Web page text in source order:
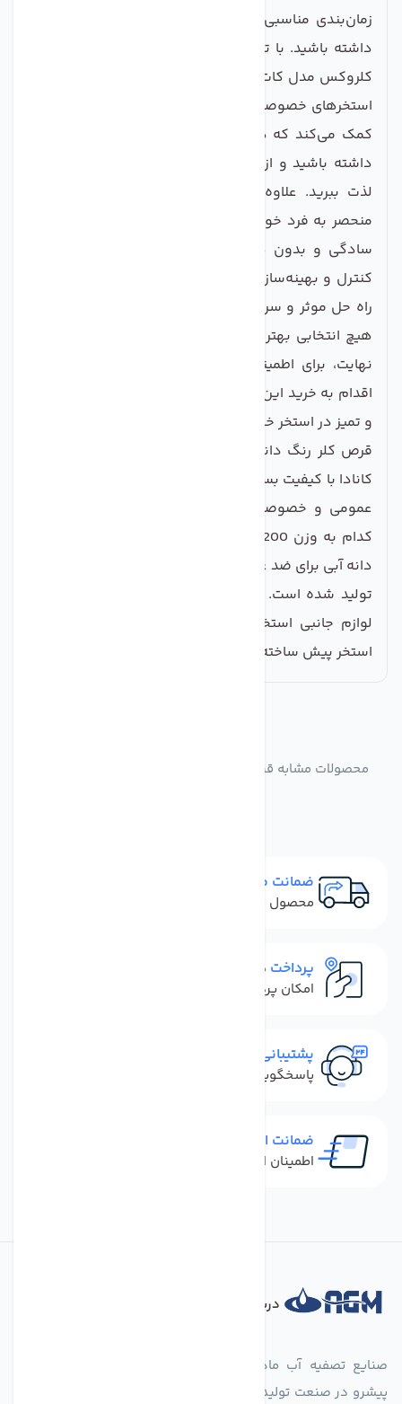
زمان‌بندی مناسبی برای افزودن قرص به آب استخر خود
داشته باشید. با توجه به تمامی این ویژگی‌ها، قرص کلر
کلروکس مدل کات کبود دار یکی از بهترین گزینه‌ها برای
استخرهای خصوصی و عمومی است. این محصول به شما
کمک می‌کند که همیشه به آب شفاف و تمیز دسترسی
داشته باشید و از شنا کردن در آب‌های عاری از آلودگی
لذت ببرید. علاوه بر این، این قرص‌ها با فرمولاسیون
منحصر به فرد خود به شما این امکان را می‌دهند که به
سادگی و بدون هیچ زحمتی، کیفیت آب استخر خود را
کنترل و بهینه‌سازی کنید. بنابراین، اگر شما به دنبال یک
راه حل موثر و سریع برای تصفیه آب استخر خود هستید،
هیچ انتخابی بهتر از قرص کلر کلروکس نخواهد بود. در
نهایت، برای اطمینان از تجربه لذت‌بخش شنا، هم‌اکنون
اقدام به خرید این محصول با کیفیت کنید و از آبی شفاف
و تمیز در استخر خود لذت ببرید.
کانادا با کیفیت بسیار عالی برای تصفیه آب استخر های شنا
دانه آبی برای ضد عفونی کردن و تثبیث رنگ آبی آب استخر
تولید شده است. از این مدل قرص کلر آنزیم دار سفید
لوازم جانبی استخر می توانید برای استخر های بتنی و
استخر پیش ساخته اینتکس و غیره استفاده کنید.
محصولات مشابه قرص کلر کلروکس مدل کات کبود دار بسته
ضمانت مرجوعی
محصول نباید آسیب دیده باشد
پرداخت در محل
امکان پرداخت کل فاکتور در محل
پشتیبانی سریع
پاسخگویی سریع به تماس‌ها و پیام‌ها
ضمانت اصل بودن کالا
اطمینان از خرید کالای اورجینال
درباره فروشگاه
پیشرو در صنعت تولید تجهیزات تصفیه آب، با تکیه بر دانش فنی و